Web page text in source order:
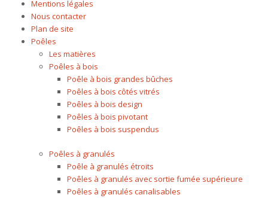
Mentions légales
Nous contacter
Plan de site
Poêles
Les matières
Poêles à bois
Poêle à bois grandes bûches
Poêles à bois côtés vitrés
Poêles à bois design
Poêles à bois pivotant
Poêles à bois suspendus
Poêles à granulés
Poêle à granulés étroits
Poêles à granulés avec sortie fumée supérieure
Poêles à granulés canalisables